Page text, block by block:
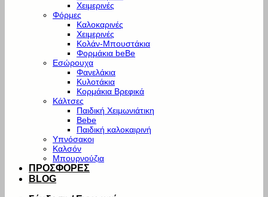
Χειμερινές
Φόρμες
Καλοκαρινές
Χειμερινές
Κολάν-Μπουστάκια
Φορμάκια beBe
Εσώρουχα
Φανελάκια
Κυλοτάκια
Κορμάκια Βρεφικά
Κάλτσες
Παιδική Χειμωνιάτικη
Bebe
Παιδική καλοκαιρινή
Υπνόσακοι
Καλσόν
Μπουρνούζια
ΠΡΟΣΦΟΡΕΣ
BLOG